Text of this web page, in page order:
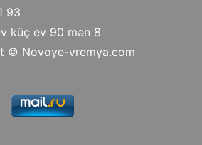
93
küç ev 90 mən 8
© Novoye-vremya.com